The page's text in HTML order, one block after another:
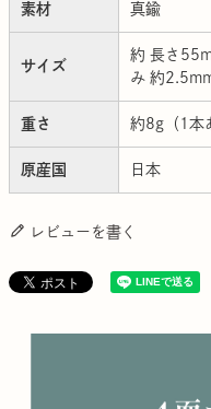
素材 真鍮
サイズ
約 長さ
み 約
重さ 約8g（1本
原産国 日本
レビューを書く